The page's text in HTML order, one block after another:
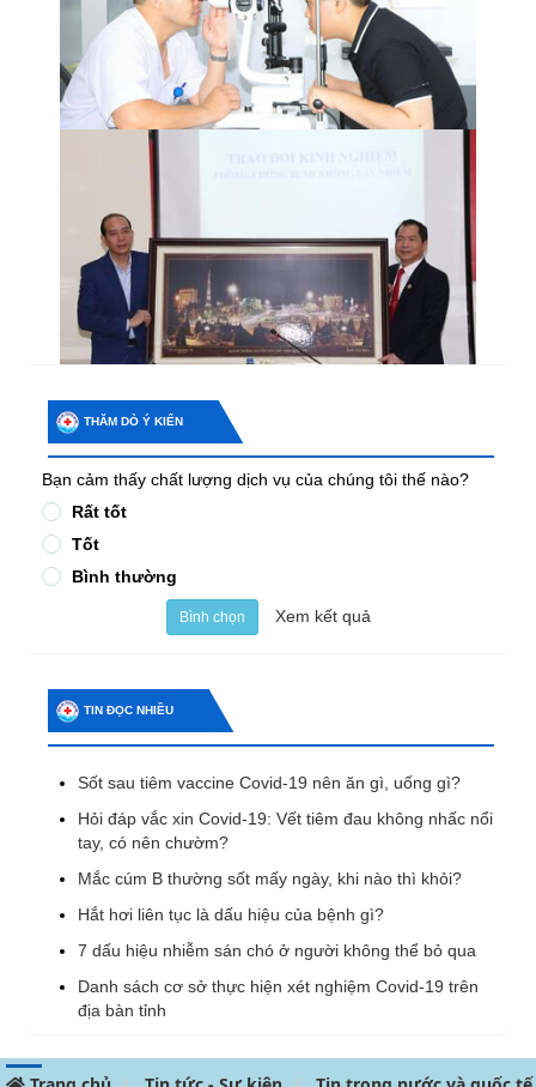
THĂM DÒ Ý KIẾN
Bạn cảm thấy chất lượng dịch vụ của chúng tôi thế nào?
Rất tốt
Tốt
Bình thường
Bình chọn Xem kết quả
TIN ĐỌC NHIỀU
Sốt sau tiêm vaccine Covid-19 nên ăn gì, uống gì?
Hỏi đáp vắc xin Covid-19: Vết tiêm đau không nhấc nổi
tay, có nên chườm?
Mắc cúm B thường sốt mấy ngày, khi nào thì khỏi?
Hắt hơi liên tục là dấu hiệu của bệnh gì?
7 dấu hiệu nhiễm sán chó ở người không thể bỏ qua
Danh sách cơ sở thực hiện xét nghiệm Covid-19 trên
địa bàn tỉnh